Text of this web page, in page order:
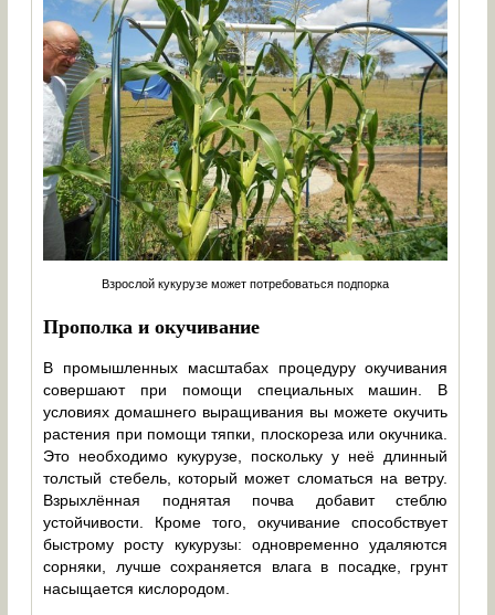
Взрослой кукурузе может потребоваться подпорка
Прополка и окучивание
В промышленных масштабах процедуру окучивания
совершают при помощи специальных машин. В
условиях домашнего выращивания вы можете окучить
растения при помощи тяпки, плоскореза или окучника.
Это необходимо кукурузе, поскольку у неё длинный
толстый стебель, который может сломаться на ветру.
Взрыхлённая поднятая почва добавит стеблю
устойчивости. Кроме того, окучивание способствует
быстрому росту кукурузы: одновременно удаляются
сорняки, лучше сохраняется влага в посадке, грунт
насыщается кислородом.